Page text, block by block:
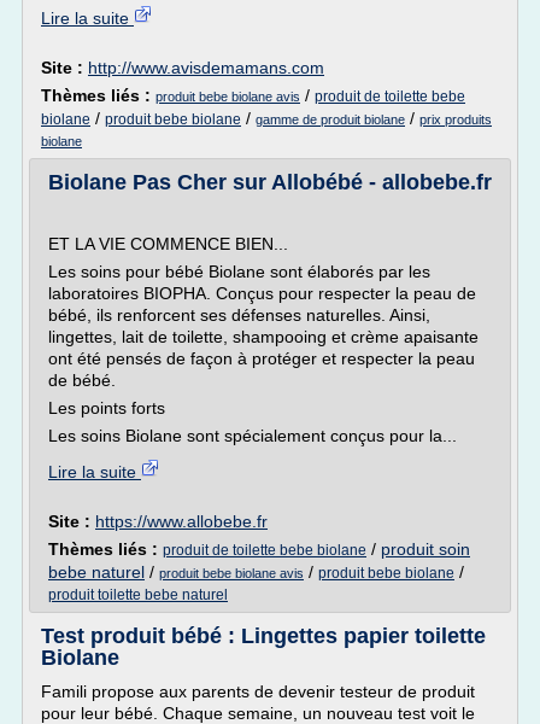
Lire la suite
Site : http://www.avisdemamans.com
Thèmes liés : produit bebe biolane avis / produit de toilette bebe
biolane / produit bebe biolane / gamme de produit biolane / prix produits
biolane
Biolane Pas Cher sur Allobébé - allobebe.fr
ET LA VIE COMMENCE BIEN...
Les soins pour bébé Biolane sont élaborés par les
laboratoires BIOPHA. Conçus pour respecter la peau de
bébé, ils renforcent ses défenses naturelles. Ainsi,
lingettes, lait de toilette, shampooing et crème apaisante
ont été pensés de façon à protéger et respecter la peau
de bébé.
Les points forts
Les soins Biolane sont spécialement conçus pour la...
Lire la suite
Site : https://www.allobebe.fr
Thèmes liés : produit de toilette bebe biolane / produit soin
bebe naturel / produit bebe biolane avis / produit bebe biolane /
produit toilette bebe naturel
Test produit bébé : Lingettes papier toilette
Biolane
Famili propose aux parents de devenir testeur de produit
pour leur bébé. Chaque semaine, un nouveau test voit le